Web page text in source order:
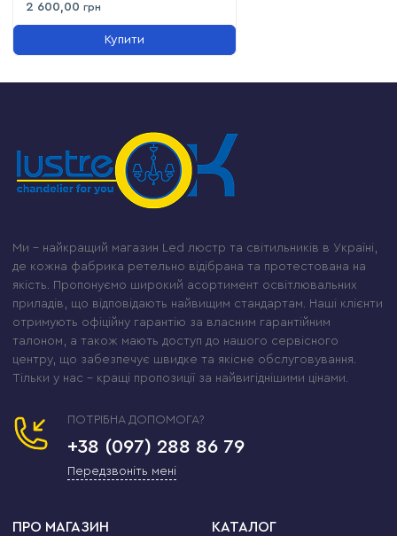
2 600,00 грн
Купити
Ми – найкращий магазин Led люстр та світильників в Україні,
де кожна фабрика ретельно відібрана та протестована на
якість. Пропонуємо широкий асортимент освітлювальних
приладів, що відповідають найвищим стандартам. Наші клієнти
отримують офіційну гарантію за власним гарантійним
талоном, а також мають доступ до нашого сервісного
центру, що забезпечує швидке та якісне обслуговування.
Тільки у нас – кращі пропозиції за найвигіднішими цінами.
ПОТРІБНА ДОПОМОГА?
+38 (097) 288 86 79
Передзвоніть мені
ПРО МАГАЗИН КАТАЛОГ